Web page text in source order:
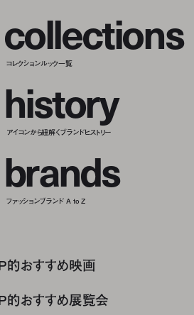
collections
コレクションルック一覧
history
アイコンから紐解くブランドヒストリー
brands
ファッションブランド A to Z
おすすめ映画
おすすめ展覧会